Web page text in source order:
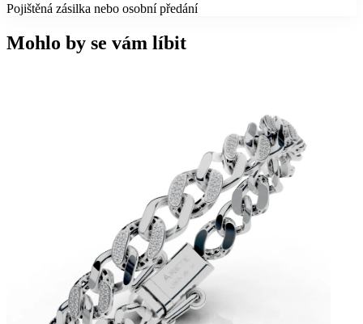
Pojištěná zásilka nebo osobní předání
Mohlo by se vám líbit